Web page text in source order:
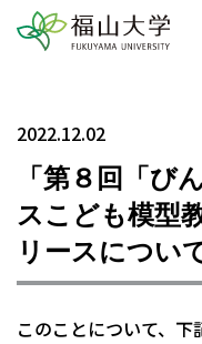
2022.12.02
「第８回「び
スこども模型
リースについ
このことについて、